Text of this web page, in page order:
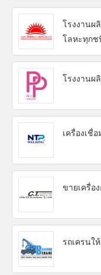
โรงงานผ
โลหะทุกช
โรงงานผ
เครื่องเชื่
ขายเครื่อ
รถเครนใ